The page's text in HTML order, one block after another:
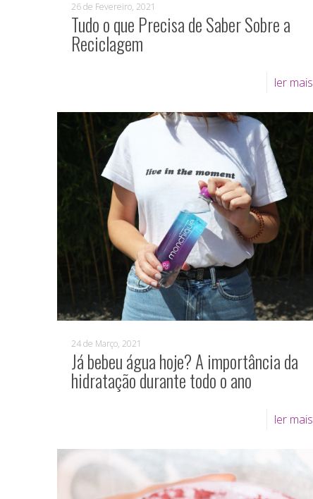
26 de Fevereiro, 2021
Tudo o que Precisa de Saber Sobre a
Reciclagem
ler mais
24 de Março, 2021
Já bebeu água hoje? A importância da
hidratação durante todo o ano
ler mais